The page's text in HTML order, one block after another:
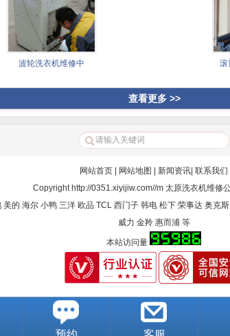
波轮洗衣机维修中 滚
查看更多 >>
网站首页 网站地图 新闻资讯 联系我们
Copyright http://0351.xiyijiw.com//m 太原洗衣机维修
的 海尔 小鸭 三洋 欧品 TCL 西门子 韩电 松下 荣事达 奥克
威力 金羚 惠而浦 等
本站访问量